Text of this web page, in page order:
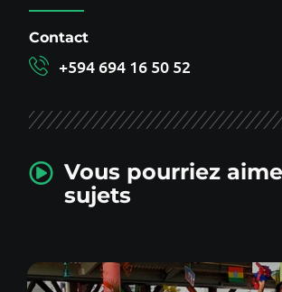
Contact
+594 694 16 50 52
Vous pourriez
sujets